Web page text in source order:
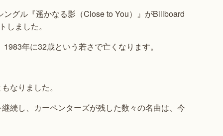
グル『遥かなる影（Close to You）』がBillboard
ました。
年に32歳という若さで亡くなります。
なりました。
続し、カーペンターズが残した数々の名曲は、今